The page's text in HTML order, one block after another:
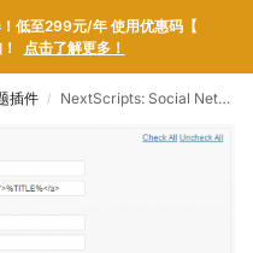
低至299元/年 使用优惠码【
点击了解更多！
插件 / NextScripts: Social Networks Auto-Poster – WordPress plugin WordPress插件下载